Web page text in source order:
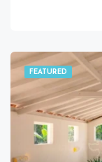
FEATURED